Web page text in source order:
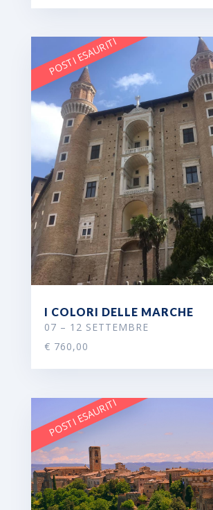
I COLORI DELLE MARCHE
07 – 12 SETTEMBRE
€ 760,00
POSTI ESAURITI
POSTI ESAURITI